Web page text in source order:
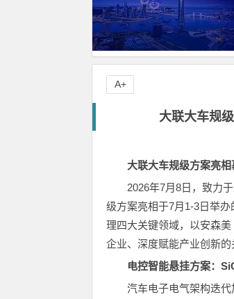
大联大车规
大联大车规级方案亮
2026年7月8日，致力
级方案亮相于7月1-3日举
理四大关键领域，以安森
企业、深度赋能产业创新的
电控智能悬挂方案：
汽车电子电气架构迭
A+